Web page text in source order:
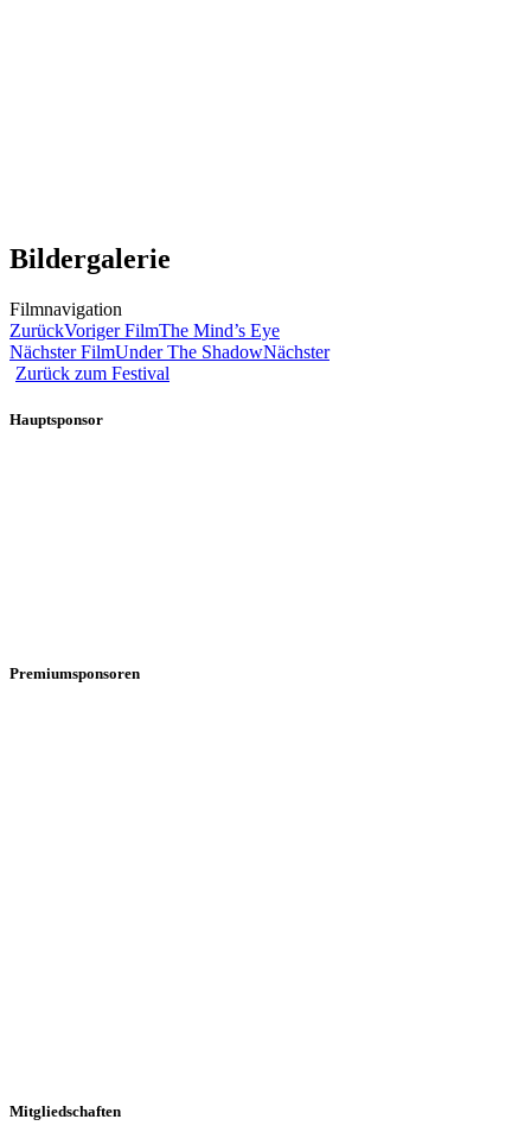
Bildergalerie
Filmnavigation
ZurückVoriger FilmThe Mind’s Eye
Nächster FilmUnder The ShadowNächster
Zurück zum Festival
Hauptsponsor
Premiumsponsoren
Mitgliedschaften